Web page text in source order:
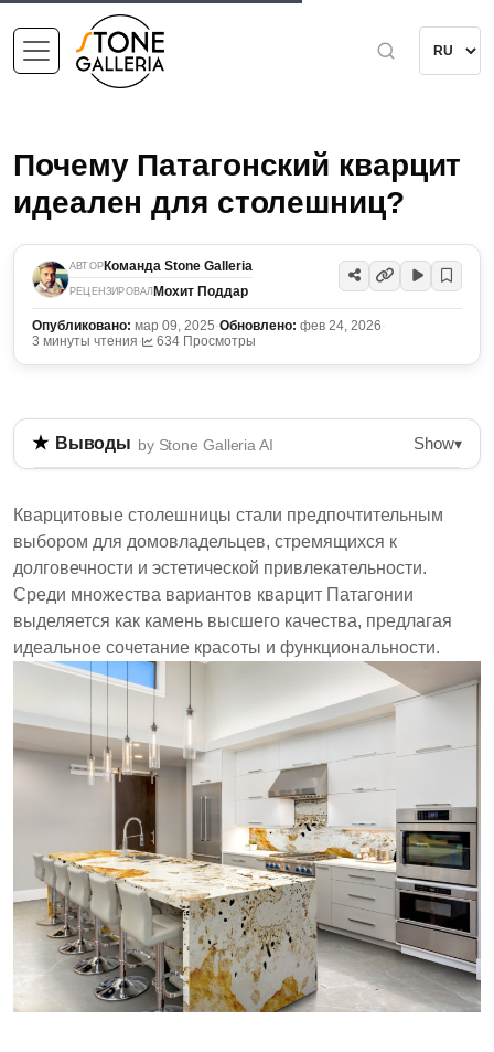
Почему Патагонский кварцит
идеален для столешниц?
АВТОР Команда Stone Galleria
РЕЦЕНЗИРОВАЛ Мохит Поддар
Опубликовано: мар 09, 2025·Обновлено: фев 24, 2026·
3 минуты чтения· 634 Просмотры
Выводы by Stone Galleria AI Show▾
привлекательный натуральный камень,
предпочитаемый для столешниц. Его уникальные
цвета и узоры, а также устойчивость к теплу и
царапинам делают его подходящим для кухонь и
ванных комнат. Каждая плита уникальна, что
позволяет делать персонализированные
дизайнерские выборы.
Патагонский кварцит имеет сочетание
бежевых и кристаллизованных участков, что
усиливает его визуальную привлекательность.
Камень известен своей прочностью,
эффективно сопротивляясь царапинам, теплу
и пятнам.
Каждая плита предлагает уникальные узоры,
что делает его отличным выбором для
домашнего дизайна.
Патагонский кварцит - это практичный и стильный
Кварцитовые столешницы стали предпочтительным
выбором для домовладельцев, стремящихся к
долговечности и эстетической привлекательности.
Среди множества вариантов кварцит Патагонии
выделяется как камень высшего качества, предлагая
идеальное сочетание красоты и функциональности.